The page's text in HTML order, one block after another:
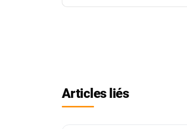
Articles liés